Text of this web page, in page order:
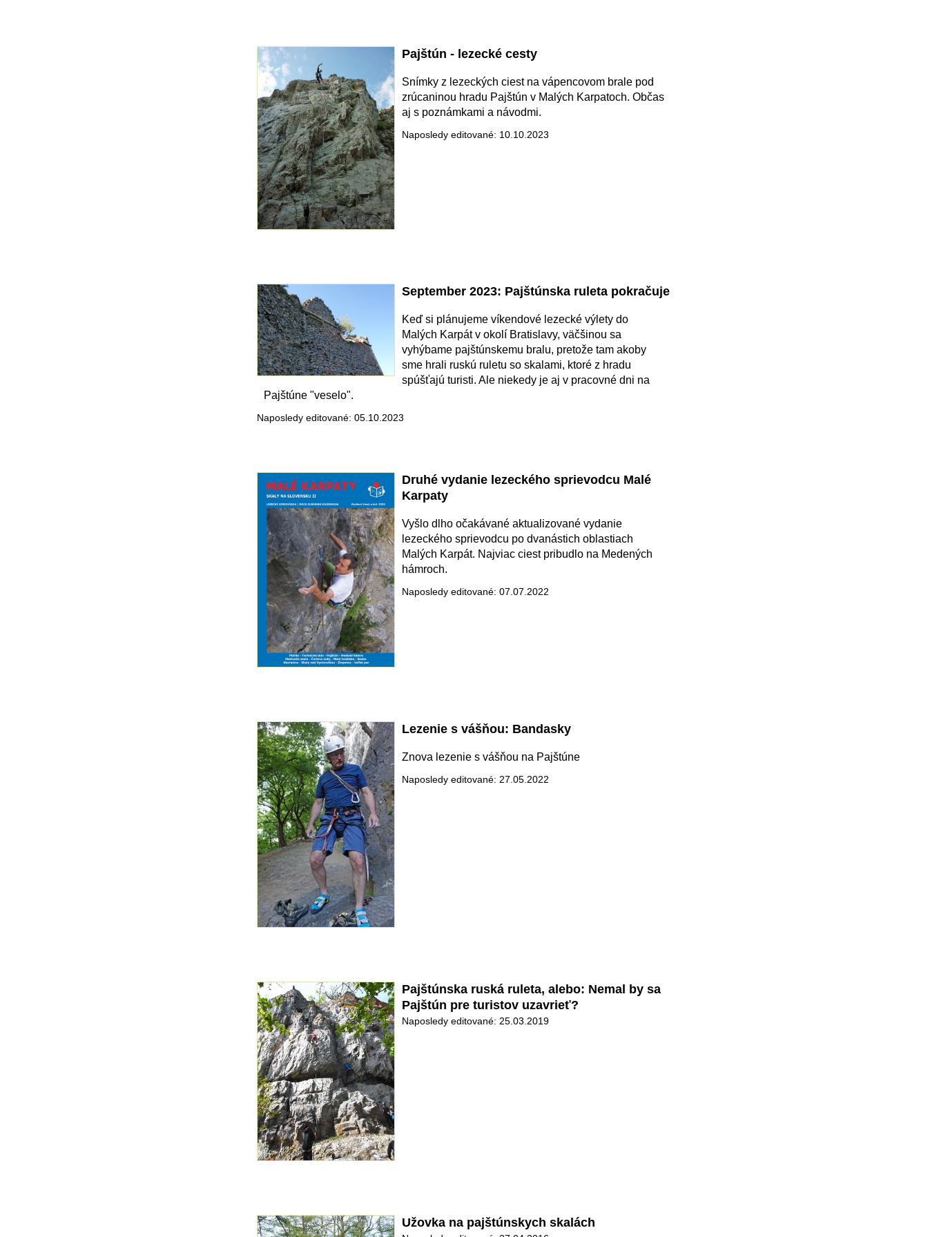
Pajštún - lezecké cesty
Snímky z lezeckých ciest na vápencovom brale pod
zrúcaninou hradu Pajštún v Malých Karpatoch. Občas
aj s poznámkami a návodmi.
Naposledy editované: 10.10.2023
September 2023: Pajštúnska ruleta pokračuje
Keď si plánujeme víkendové lezecké výlety do
Malých Karpát v okolí Bratislavy, väčšinou sa
vyhýbame pajštúnskemu bralu, pretože tam akoby
sme hrali ruskú ruletu so skalami, ktoré z hradu
spúšťajú turisti. Ale niekedy je aj v pracovné dni na
Pajštúne "veselo".
Naposledy editované: 05.10.2023
Druhé vydanie lezeckého sprievodcu Malé
Karpaty
Vyšlo dlho očakávané aktualizované vydanie
lezeckého sprievodcu po dvanástich oblastiach
Malých Karpát. Najviac ciest pribudlo na Medených
hámroch.
Naposledy editované: 07.07.2022
Lezenie s vášňou: Bandasky
Znova lezenie s vášňou na Pajštúne
Naposledy editované: 27.05.2022
Pajštúnska ruská ruleta, alebo: Nemal by sa
Pajštún pre turistov uzavrieť?
Naposledy editované: 25.03.2019
Užovka na pajštúnskych skalách